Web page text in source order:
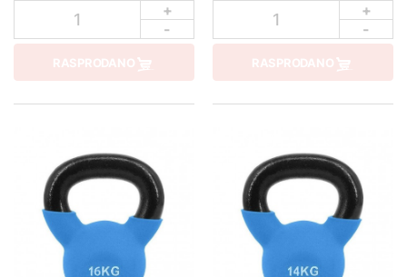
1
+
-
RASPRODANO
1
+
-
RASPRODANO